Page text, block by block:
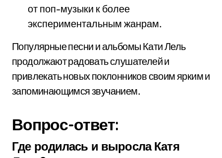
от поп-музыки к более
экспериментальным жанрам.
Популярные песни и альбомы Кати Лель
продолжают радовать слушателей и
привлекать новых поклонников своим ярким и
запоминающимся звучанием.
Вопрос-ответ:
Где родилась и выросла Катя